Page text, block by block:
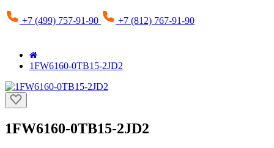
+7 (499) 757-91-90 +7 (812) 767-91-90
1FW6160-0TB15-2JD2
1FW6160-0TB15-2JD2